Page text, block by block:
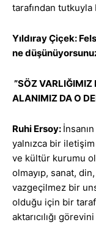
tarafından
Yıldıray Çiçek:
ne
”SÖZ VARLIĞIMIZ
ALANIMIZ DA O
Ruhi Ersoy:
yalnızca bir
ve kültür kurumu
olmayıp, sanat,
vazgeçilmez bir
olduğu için bir
aktarıcılığı